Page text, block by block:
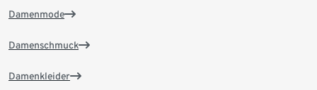
Damenmode
Damenschmuck
Damenkleider